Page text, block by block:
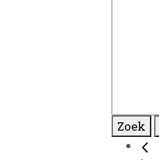
Zoek